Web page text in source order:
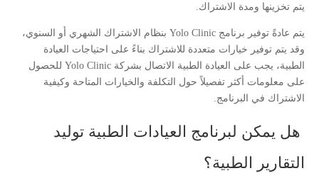
يتم تخزينها ومدة الاشتراك.
يتم عادةً توفير برنامج Yolo Clinic بنظام الاشتراك الشهري أو السنوي،
وقد يتم توفير خيارات متعددة للاشتراك بناءً على احتياجات العيادة
الطبية، يجب على العيادة الطبية الاتصال بشركة Yolo Clinic للحصول
على معلومات أكثر تفصيلاً حول التكلفة والخيارات المتاحة وكيفية
الاشتراك في البرنامج.
هل يمكن لبرنامج العيادات الطبية توليد
التقارير الطبية؟